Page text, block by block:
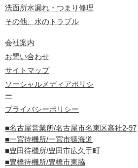
洗面所水漏れ・つまり修理
その他、水のトラブル
会社案内
お問い合わせ
サイトマップ
ソーシャルメディアポリシ
ー
プライバシーポリシー
■名古屋営業所/名古屋市名東区高社2-97
■一宮待機所/一宮市猿海道
■豊田待機所/豊田市広久手町
■豊橋待機所/豊橋市東脇